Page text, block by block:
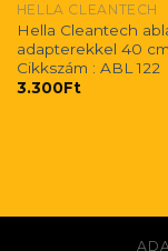
HELLA CLEANTECH
Hella Cleantech
adapterekkel 40 cm
Cikkszám : ABL 122
3.300Ft